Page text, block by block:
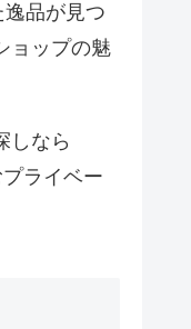
逸品が見つ
ョップの魅
しなら
ライベー